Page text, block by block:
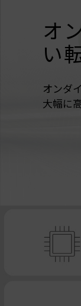
オ
い
オンダ
大幅に